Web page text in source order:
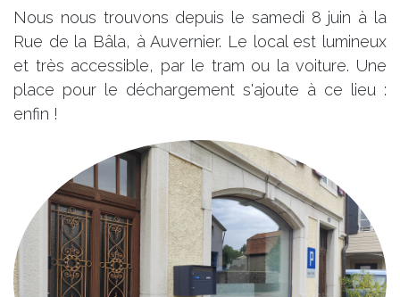
Nous nous trouvons depuis le samedi 8 juin à la
Rue de la Bâla, à Auvernier. Le local est lumineux
et très accessible, par le tram ou la voiture. Une
place pour le déchargement s'ajoute à ce lieu :
enfin !